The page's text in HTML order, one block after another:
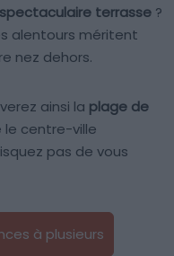
spectaculaire terrasse ?
alentours méritent
nez dehors.
ainsi la plage de
le centre-ville
pas de vous
à plusieurs